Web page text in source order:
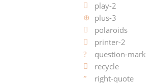
play-2
plus-3
polaroids
printer-2
question-mark
recycle
right-quote